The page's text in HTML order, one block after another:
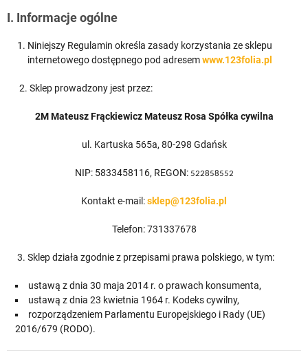
I. Informacje ogólne
Niniejszy Regulamin określa zasady korzystania ze sklepu
internetowego dostępnego pod adresemwww.123folia.pl
2. Sklep prowadzony jest przez:
2M Mateusz Frąckiewicz Mateusz Rosa Spółka cywilna
ul. Kartuska 565a, 80-298 Gdańsk
NIP: 5833458116, REGON: 522858552
Kontakt e-mail:sklep@123folia.pl
Telefon: 731337678
3. Sklep działa zgodnie z przepisami prawa polskiego, w tym:
ustawą z dnia 30 maja 2014 r. o prawach konsumenta,
ustawą z dnia 23 kwietnia 1964 r. Kodeks cywilny,
rozporządzeniem Parlamentu Europejskiego i Rady (UE)
2016/679 (RODO).